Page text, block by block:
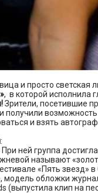
и просто светская
, в которой исполнила
Зрители, посетившие
получили
и взять
:
ней группа
называют
«Пять звезд»
обложки
(выпустила клип на